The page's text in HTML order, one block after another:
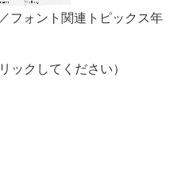
フォント関連トピックス年
ックしてください）